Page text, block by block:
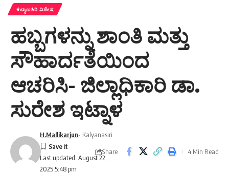
ಕಲ್ಯಾಣಸಿರಿ ವಿಶೇಷ
ಹಬ್ಬಗಳನ್ನು ಶಾಂತಿ ಮತ್ತು
ಸೌಹಾರ್ದತೆಯಿಂದ
ಆಚರಿಸಿ- ಜಿಲ್ಲಾಧಿಕಾರಿ ಡಾ.
ಸುರೇಶ ಇಟ್ನಾಳ
Last updated: August 22,
2025 5:48 pm
H.Mallikarjun- Kalyanasiri
Share 4 Min Read